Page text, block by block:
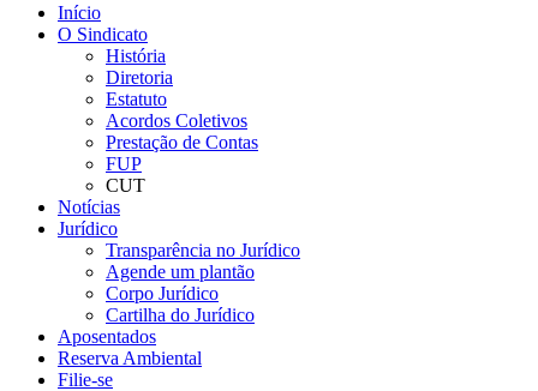
Início
O Sindicato
História
Diretoria
Estatuto
Acordos Coletivos
Prestação de Contas
FUP
CUT
Notícias
Jurídico
Transparência no Jurídico
Agende um plantão
Corpo Jurídico
Cartilha do Jurídico
Aposentados
Reserva Ambiental
Filie-se